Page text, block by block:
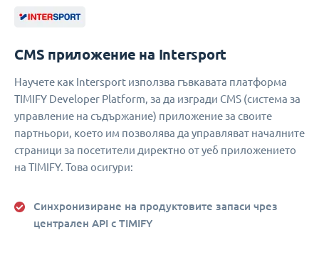
CMS приложение на Intersport
Научете как Intersport използва гъвкавата платформа
TIMIFY Developer Platform, за да изгради CMS (система за
управление на съдържание) приложение за своите
партньори, което им позволява да управляват началните
страници за посетители директно от уеб приложението
на TIMIFY. Това осигури:
Синхронизиране на продуктовите запаси чрез
централен API с TIMIFY